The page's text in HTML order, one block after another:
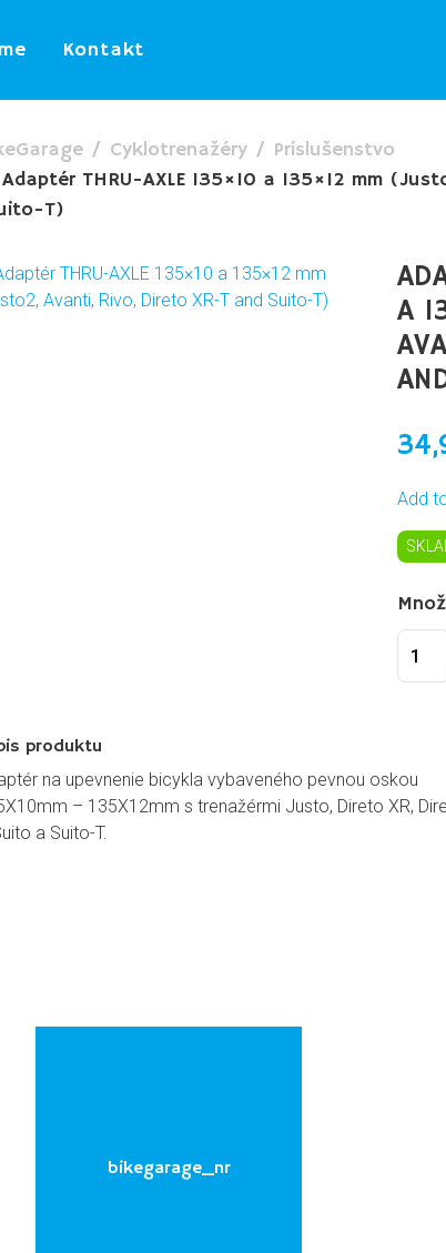
Kontakt
Cyklotrenažéry
Príslušenstvo
Adaptér THRU-AXLE 135×10 a 135×12 mm
T)
A
Add
produktu
na upevnenie bicykla vybaveného pevnou oskou
– 135X12mm s trenažérmi Justo, Direto XR,
a Suito-T.
bikegarage_nr